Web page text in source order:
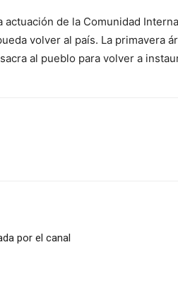
actuación de la Comunidad
volver al país. La primavera
al pueblo para volver a
por el canal